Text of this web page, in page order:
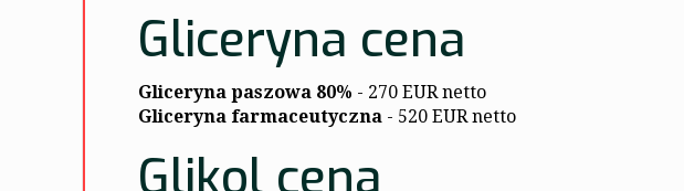
Gliceryna cena
Gliceryna paszowa 80% - 270 EUR netto
Gliceryna farmaceutyczna - 520 EUR netto
Glikol cena